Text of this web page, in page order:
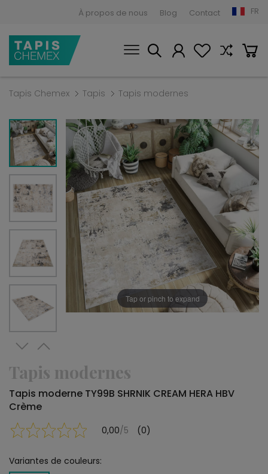
À propos de nous Blog Contact FR
Tapis Chemex Tapis Tapis modernes
Tap or pinch to expand
Tapis modernes
Tapis moderne TY99B SHRNIK CREAM HERA HBV
Crème
0,00/5 (0)
Variantes de couleurs: